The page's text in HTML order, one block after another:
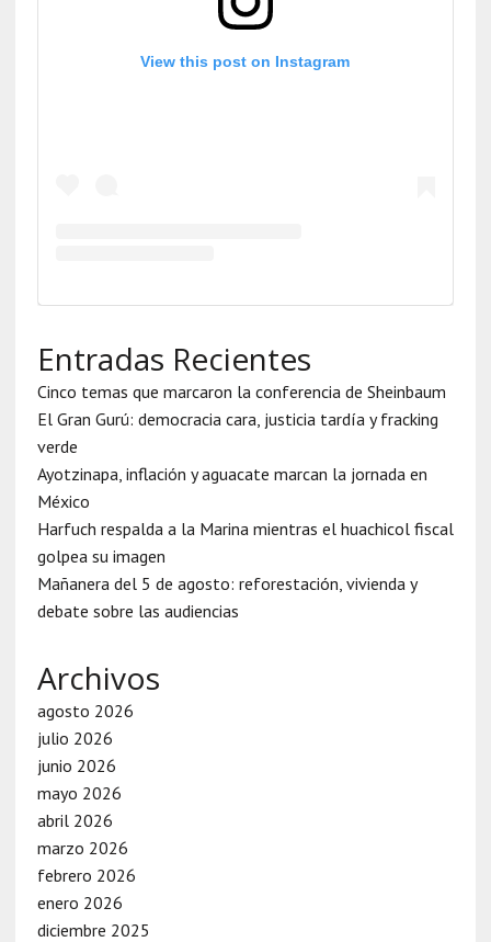
View this post on Instagram
Entradas Recientes
Cinco temas que marcaron la conferencia de Sheinbaum
El Gran Gurú: democracia cara, justicia tardía y fracking
verde
Ayotzinapa, inflación y aguacate marcan la jornada en
México
Harfuch respalda a la Marina mientras el huachicol fiscal
golpea su imagen
Mañanera del 5 de agosto: reforestación, vivienda y
debate sobre las audiencias
Archivos
agosto 2026
julio 2026
junio 2026
mayo 2026
abril 2026
marzo 2026
febrero 2026
enero 2026
diciembre 2025